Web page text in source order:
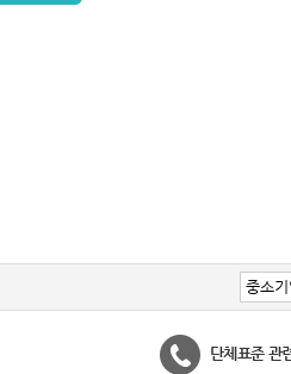
단체표준 관